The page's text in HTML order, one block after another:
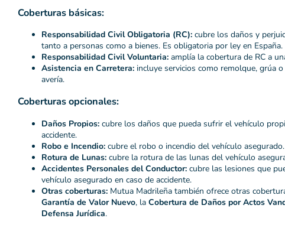
Coberturas básicas:
Responsabilidad Civil Obligatoria (RC): cubre los daños y
tanto a personas como a bienes. Es obligatoria por ley en España.
Responsabilidad Civil Voluntaria: amplía la cobertura de RC a
Asistencia en Carretera: incluye servicios como remolque, grúa
avería.
Coberturas opcionales:
Daños Propios: cubre los daños que pueda sufrir el vehículo
accidente.
Robo e Incendio: cubre el robo o incendio del vehículo asegurado.
Rotura de Lunas: cubre la rotura de las lunas del vehículo
Accidentes Personales del Conductor: cubre las lesiones que
vehículo asegurado en caso de accidente.
Otras coberturas: Mutua Madrileña también ofrece otras
Garantía de Valor Nuevo, la Cobertura de Daños por Actos
Defensa Jurídica.